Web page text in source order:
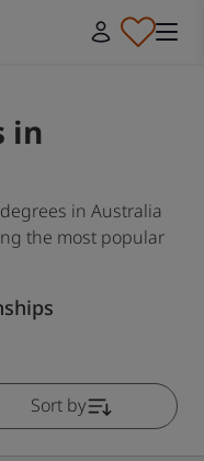
in
in Australia
the most popular
Sort by